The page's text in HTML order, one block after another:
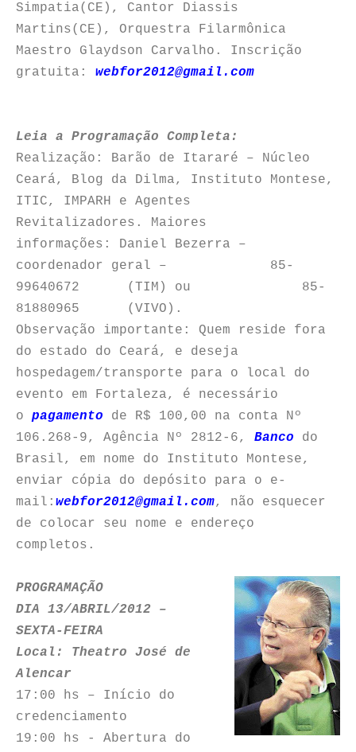
Simpatia(CE), Cantor Diassis
Martins(CE), Orquestra Filarmônica
Maestro Glaydson Carvalho. Inscrição
gratuita: webfor2012@gmail.com
Leia a Programação Completa:
Realização: Barão de Itararé – Núcleo
Ceará, Blog da Dilma, Instituto Montese,
ITIC, IMPARH e Agentes
Revitalizadores. Maiores
informações: Daniel Bezerra –
coordenador geral – 85-
99640672 (TIM) ou 85-
81880965 (VIVO).
Observação importante: Quem reside fora
do estado do Ceará, e deseja
hospedagem/transporte para o local do
evento em Fortaleza, é necessário
o pagamento de R$ 100,00 na conta Nº
106.268-9, Agência Nº 2812-6, Banco do
Brasil, em nome do Instituto Montese,
enviar cópia do depósito para o e-
mail: webfor2012@gmail.com, não esquecer
de colocar seu nome e endereço
completos.
PROGRAMAÇÃO
DIA 13/ABRIL/2012 –
SEXTA-FEIRA
Local: Theatro José de
Alencar
17:00 hs – Início do
credenciamento
19:00 hs - Abertura do